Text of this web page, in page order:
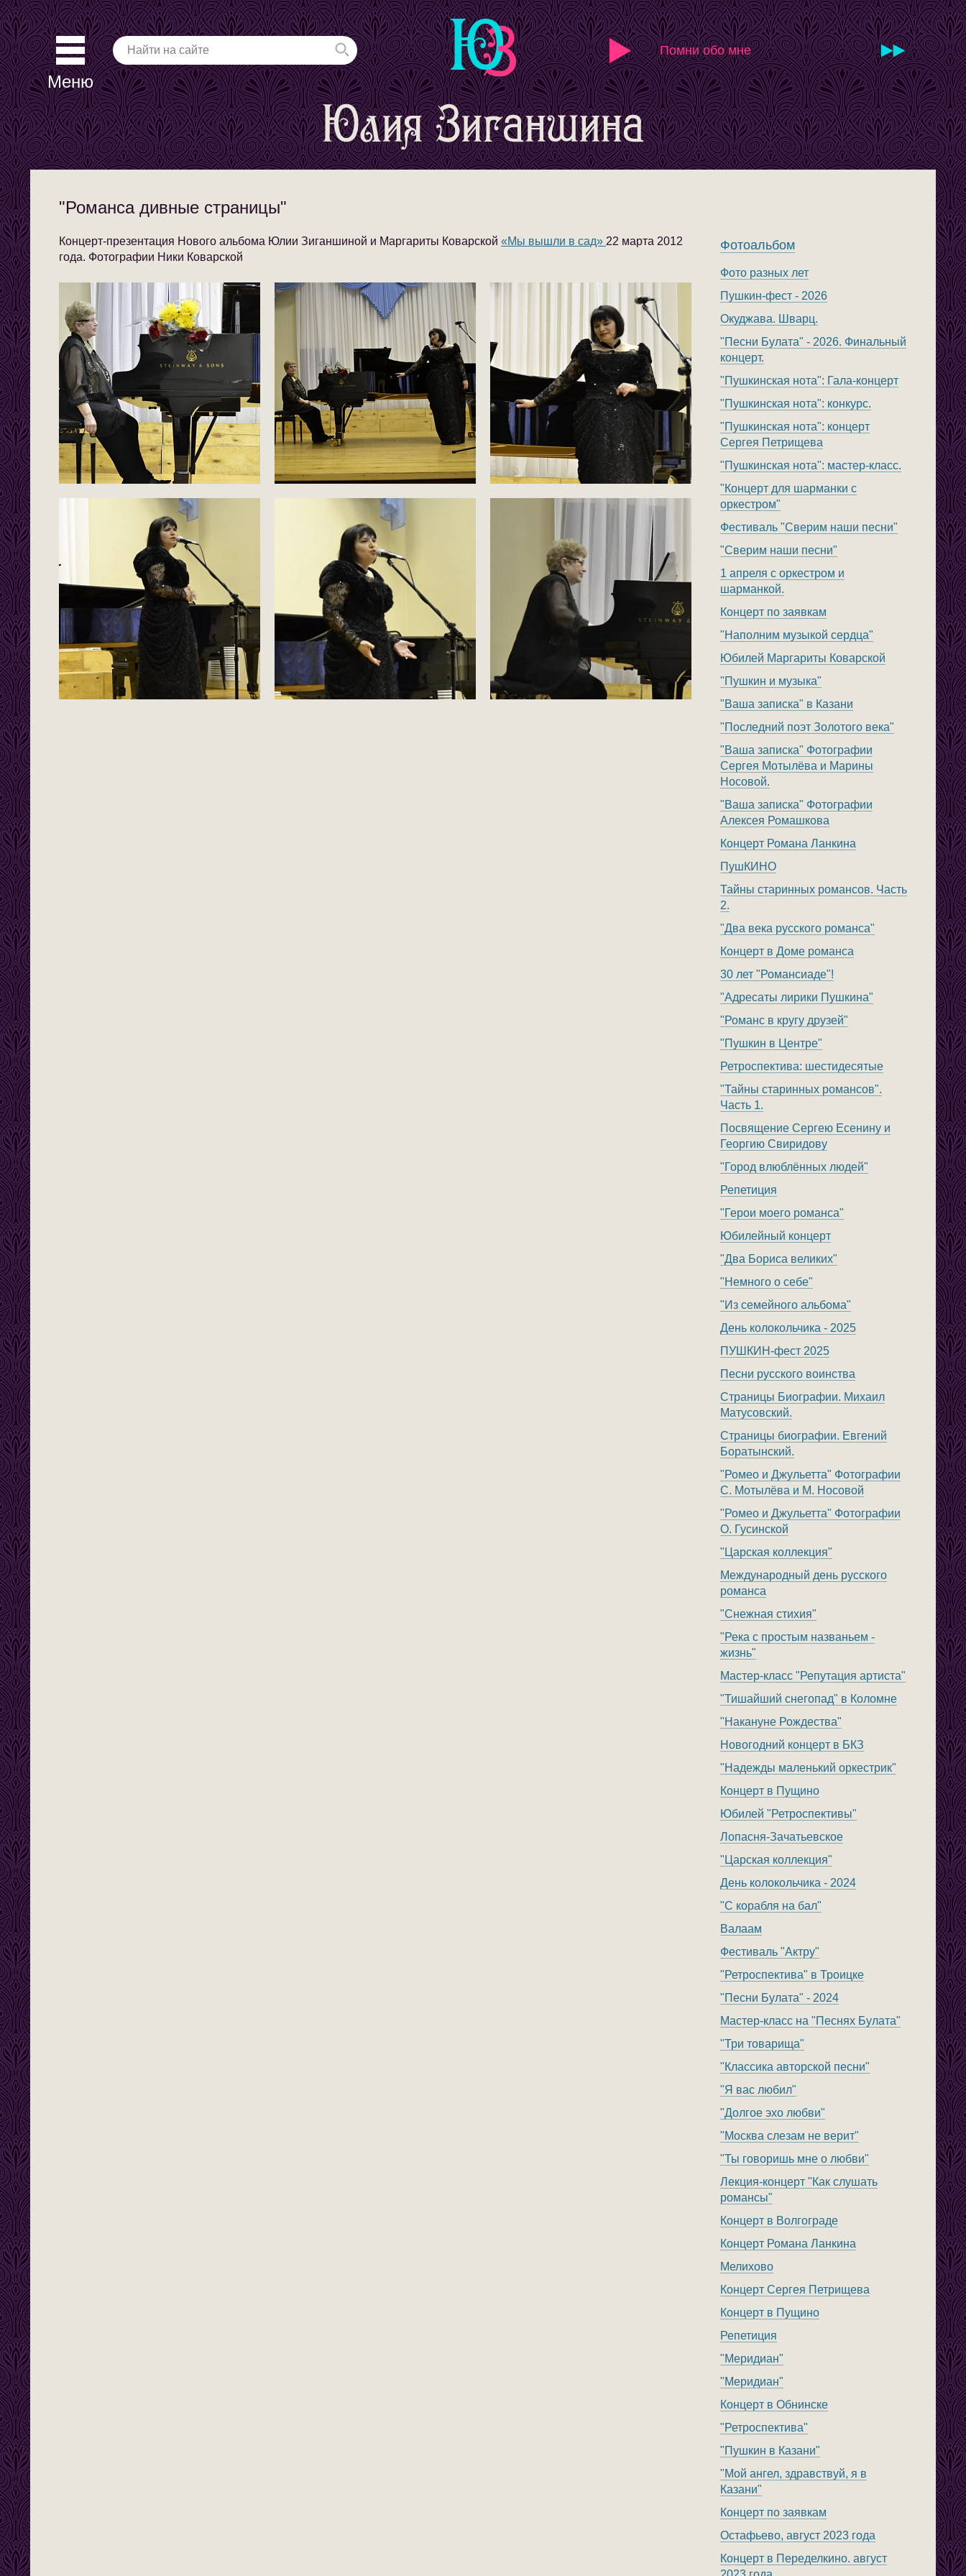
Меню
Помни обо мне
Фотоальбом
Фото разных лет
Пушкин-фест - 2026
Окуджава. Шварц.
"Песни Булата" - 2026. Финальный
концерт.
"Пушкинская нота": Гала-концерт
"Пушкинская нота": конкурс.
"Пушкинская нота": концерт
Сергея Петрищева
"Пушкинская нота": мастер-класс.
"Концерт для шарманки с
оркестром"
Фестиваль "Сверим наши песни"
"Сверим наши песни"
1 апреля с оркестром и
шарманкой.
Концерт по заявкам
"Наполним музыкой сердца"
Юбилей Маргариты Коварской
"Пушкин и музыка"
"Ваша записка" в Казани
"Последний поэт Золотого века"
"Ваша записка" Фотографии
Сергея Мотылёва и Марины
Носовой.
"Ваша записка" Фотографии
Алексея Ромашкова
Концерт Романа Ланкина
ПушКИНО
Тайны старинных романсов. Часть
2.
"Два века русского романса"
Концерт в Доме романса
30 лет "Романсиаде"!
"Адресаты лирики Пушкина"
"Романс в кругу друзей"
"Пушкин в Центре"
Ретроспектива: шестидесятые
"Тайны старинных романсов".
Часть 1.
Посвящение Сергею Есенину и
Георгию Свиридову
"Город влюблённых людей"
Репетиция
"Герои моего романса"
Юбилейный концерт
"Два Бориса великих"
"Немного о себе"
"Из семейного альбома"
День колокольчика - 2025
ПУШКИН-фест 2025
Песни русского воинства
Страницы Биографии. Михаил
Матусовский.
Страницы биографии. Евгений
Боратынский.
"Ромео и Джульетта" Фотографии
С. Мотылёва и М. Носовой
"Ромео и Джульетта" Фотографии
О. Гусинской
"Царская коллекция"
Международный день русского
романса
"Снежная стихия"
"Река с простым названьем -
жизнь"
Мастер-класс "Репутация артиста"
"Тишайший снегопад" в Коломне
"Накануне Рождества"
Новогодний концерт в БКЗ
"Надежды маленький оркестрик"
Концерт в Пущино
Юбилей "Ретроспективы"
Лопасня-Зачатьевское
"Царская коллекция"
День колокольчика - 2024
"С корабля на бал"
Валаам
Фестиваль "Актру"
"Ретроспектива" в Троицке
"Песни Булата" - 2024
Мастер-класс на "Песнях Булата"
"Три товарища"
"Классика авторской песни"
"Я вас любил"
"Долгое эхо любви"
"Москва слезам не верит"
"Ты говоришь мне о любви"
Лекция-концерт "Как слушать
романсы"
Концерт в Волгограде
Концерт Романа Ланкина
Мелихово
Концерт Сергея Петрищева
Концерт в Пущино
Репетиция
"Меридиан"
"Меридиан"
Концерт в Обнинске
"Ретроспектива"
"Пушкин в Казани"
"Мой ангел, здравствуй, я в
Казани"
Концерт по заявкам
Остафьево, август 2023 года
Концерт в Переделкино. август
"Романса дивные страницы"
Концерт-презентация Нового альбома Юлии Зиганшиной и Маргариты Коварской «Мы вышли в сад» 22 марта 2012
года. Фотографии Ники Коварской